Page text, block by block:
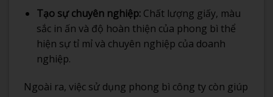
Tạo sự chuyên nghiệp:Chất lượng giấy, màu
sắc in ấn và độ hoàn thiện của phong bì thể
hiện sự tỉ mỉ và chuyên nghiệp của doanh
nghiệp.
Ngoài ra, việc sử dụng phong bì công ty còn giúp